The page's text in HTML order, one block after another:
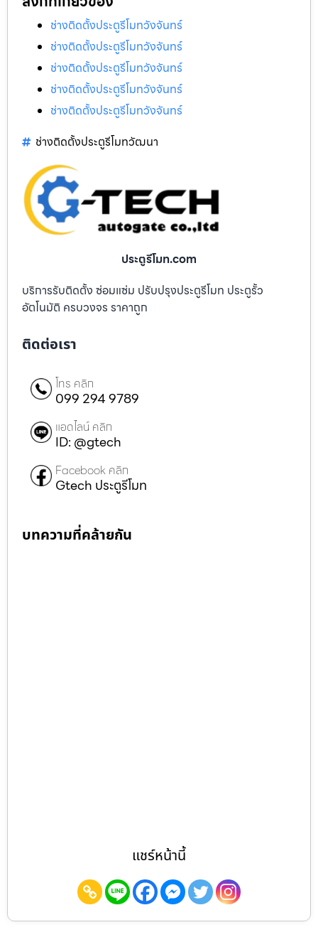
ช่างติดตั้งประตูรีโมทวังจันทร์
ช่างติดตั้งประตูรีโมทวังจันทร์
ช่างติดตั้งประตูรีโมทวังจันทร์
ช่างติดตั้งประตูรีโมทวังจันทร์
ช่างติดตั้งประตูรีโมทวังจันทร์
ช่างติดตั้งประตูรีโมทวัฒนา
ประตูรีโมท.com
บริการรับติดตั้ง ซ่อมแซ่ม ปรับปรุงประตูรีโมท ประตูรั้ว
อัตโนมัติ ครบวงจร ราคาถูก
ติดต่อเรา
โทร คลิก
099 294 9789
แอดไลน์ คลิก
ID: @gtech
Facebook คลิก
Gtech ประตูรีโมท
บทความที่คล้ายกัน
แชร์หน้านี้